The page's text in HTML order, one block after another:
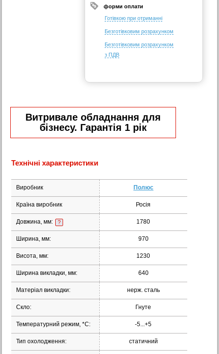
форми оплати
Готівкою при отриманні
Безготівковим розрахунком
Безготівковим розрахунком
з ПДВ
Витривале обладнання для
бізнесу. Гарантія 1 рік
Технічні характеристики
Виробник Полюс
Країна виробник Росія
Довжина, мм: ? 1780
Ширина, мм: 970
Висота, мм: 1230
Ширина викладки, мм: 640
Матеріал викладки: нерж. сталь
Скло: Гнуте
Температурний режим, *С: -5...+5
Тип охолодження: статичний